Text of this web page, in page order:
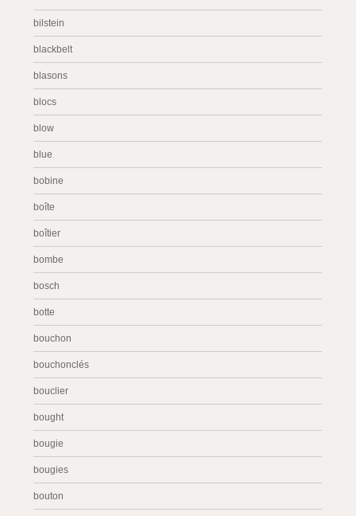
bilstein
blackbelt
blasons
blocs
blow
blue
bobine
boîte
boîtier
bombe
bosch
botte
bouchon
bouchonclés
bouclier
bought
bougie
bougies
bouton